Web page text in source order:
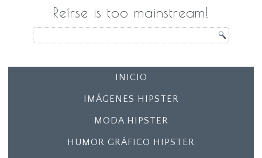
Reírse is too mainstream!
INICIO
IMÁGENES HIPSTER
MODA HIPSTER
HUMOR GRÁFICO HIPSTER